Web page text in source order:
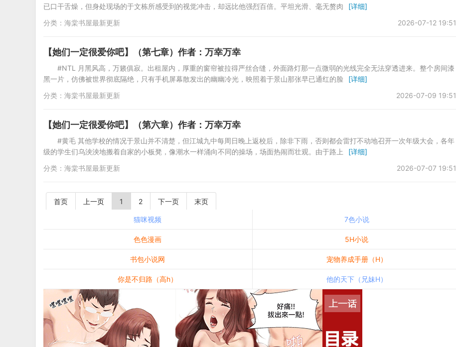
已口干舌燥，但身处现场的于文栋所感受到的视觉冲击，却远比他强烈百倍。平坦光滑、毫无赘肉
[详细]
2026-07-12 19:51
分类： 海棠书屋最新更新
【她们一定很爱你吧】（第七章）作者：万幸万幸
#NTL 月黑风高，万籁俱寂。出租屋内，厚重的窗帘被拉得严丝合缝，外面路灯那一点微弱的光线完全无法穿透进来。整个房间漆
黑一片，仿佛被世界彻底隔绝，只有手机屏幕散发出的幽幽冷光，映照着于景山那张早已通红的脸
[详细]
2026-07-09 19:51
分类： 海棠书屋最新更新
【她们一定很爱你吧】（第六章）作者：万幸万幸
#黄毛 其他学校的情况于景山并不清楚，但江城九中每周日晚上返校后，除非下雨，否则都会雷打不动地召开一次年级大会，各年
级的学生们乌泱泱地搬着自家的小板凳，像潮水一样涌向不同的操场，场面热闹而壮观。由于路上
[详细]
2026-07-07 19:51
分类： 海棠书屋最新更新
首页 上一页 1 2 下一页 末页
猫咪视频 7色小说
色色漫画 5H小说
书包小说网 宠物养成手册（H）
你是不归路（高h） 他的天下（兄妹H）